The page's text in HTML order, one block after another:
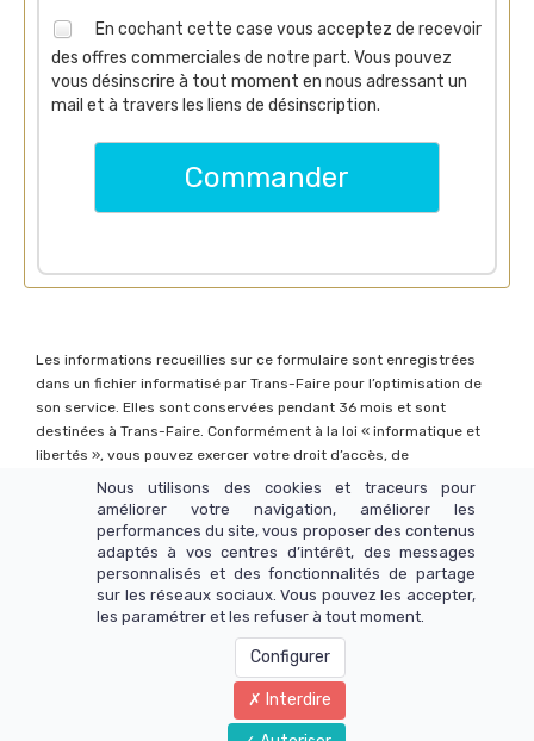
En cochant cette case vous acceptez de recevoir
des offres commerciales de notre part. Vous pouvez
vous désinscrire à tout moment en nous adressant un
mail et à travers les liens de désinscription.
Commander
Les informations recueillies sur ce formulaire sont enregistrées
dans un fichier informatisé par Trans-Faire pour l’optimisation de
son service. Elles sont conservées pendant 36 mois et sont
destinées à Trans-Faire. Conformément à la loi « informatique et
libertés », vous pouvez exercer votre droit d’accès, de
modification, d’effacement, d’opposition, de portabilité et de
limitation de traitement en envoyant un courriel àdpo@trans-
Copyright 2016 - Trans-Faire
©
- Tous droits
Conditions Générales de Vente
Conditions d'Utilisation
Nous utilisons des cookies et traceurs pour
améliorer votre navigation, améliorer les
performances du site, vous proposer des contenus
adaptés à vos centres d’intérêt, des messages
personnalisés et des fonctionnalités de partage
sur les réseaux sociaux. Vous pouvez les accepter,
les paramétrer et les refuser à tout moment.
Configurer
Interdire